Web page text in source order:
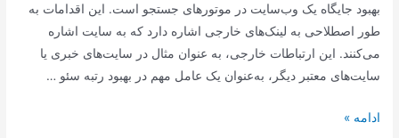
بهبود جایگاه یک وب‌سایت در موتورهای جستجو است. این اقدامات به
طور اصطلاحی به لینک‌های خارجی اشاره دارد که به سایت اشاره
می‌کنند. این ارتباطات خارجی، به عنوان مثال در سایت‌های خبری یا
سایت‌های معتبر دیگر، به‌عنوان یک عامل مهم در بهبود رتبه سئو …
سئو
ادامه »